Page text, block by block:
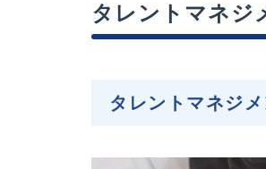
タレントマネジ
タレントマネジ